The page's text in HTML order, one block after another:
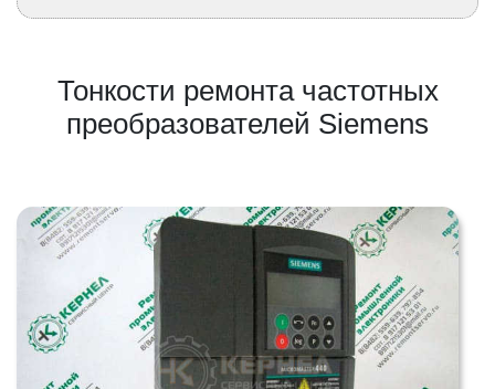
Тонкости ремонта частотных
преобразователей Siemens